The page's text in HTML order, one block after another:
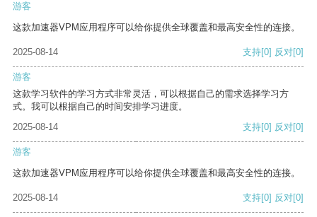
游客
这款加速器VPM应用程序可以给你提供全球覆盖和最高安全性的连接。
2025-08-14 支持[0] 反对[0]
游客
这款学习软件的学习方式非常灵活，可以根据自己的需求选择学习方
式。我可以根据自己的时间安排学习进度。
2025-08-14
支持[0] 反对[0]
游客
这款加速器VPM应用程序可以给你提供全球覆盖和最高安全性的连接。
2025-08-14 支持[0] 反对[0]